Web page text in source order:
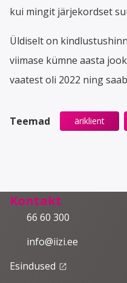
kui mingit järjekordset
Üldiselt on
viimase kümne aasta
vaatest oli 2022 ning
Teemad äriklient
Kontakt
66 60 300
info@iizi.ee
Esindused launch